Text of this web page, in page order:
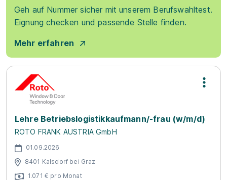
Geh auf Nummer sicher mit unserem Berufswahltest.
Eignung checken und passende Stelle finden.
Mehr erfahren
Lehre Betriebslogistikkaufmann/-frau (w/m/d)
ROTO FRANK AUSTRIA GmbH
01.09.2026
8401 Kalsdorf bei Graz
1.071 € pro Monat